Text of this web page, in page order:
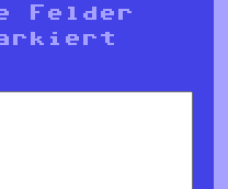
Felder